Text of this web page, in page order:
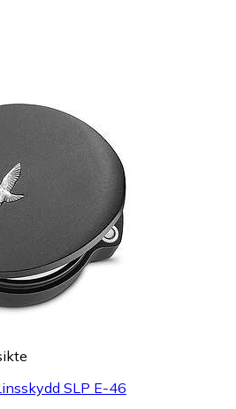
SLP E-46